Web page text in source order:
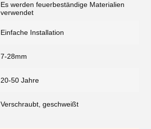
Es werden feuerbeständige Materialien
verwendet
Einfache Installation
7-28mm
20-50 Jahre
Verschraubt, geschweißt